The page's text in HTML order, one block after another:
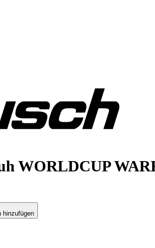
WORLDCUP
hinzufügen